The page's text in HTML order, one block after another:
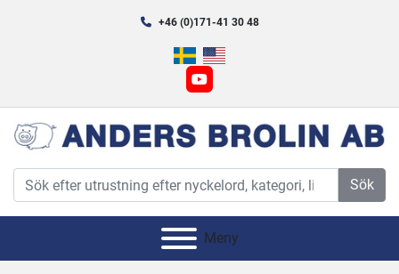
+46 (0)171-41 30 48
youtube
Sök
Meny